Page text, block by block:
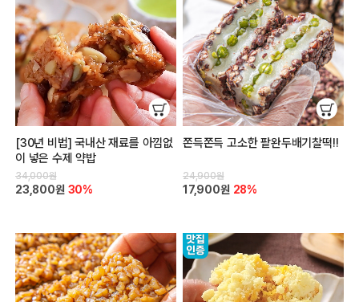
[30년 비법] 국내산 재료를 아낌없
이 넣은 수제 약밥
34,000원
23,800원 30%
쫀득쫀득 고소한 팥완두배기찰떡!!
24,900원
17,900원 28%